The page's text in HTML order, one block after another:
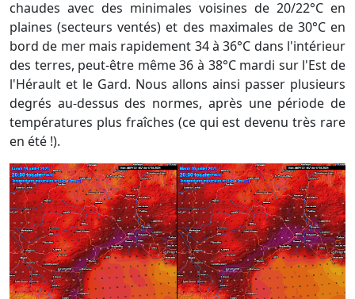
chaudes avec des minimales voisines de 20/22°C en
plaines (secteurs ventés) et des maximales de 30°C en
bord de mer mais rapidement 34 à 36°C dans l'intérieur
des terres, peut-être même 36 à 38°C mardi sur l'Est de
l'Hérault et le Gard. Nous allons ainsi passer plusieurs
degrés au-dessus des normes, après une période de
températures plus fraîches (ce qui est devenu très rare
en été !).